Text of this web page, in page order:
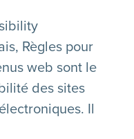
Règles pour
web sont le
des sites
Il